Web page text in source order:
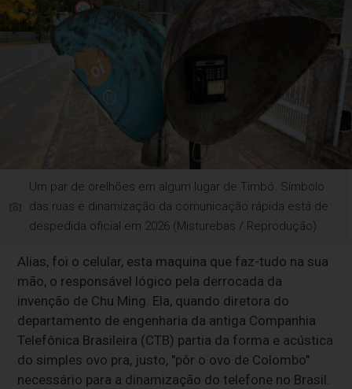
Um par de orelhões em algum lugar de Timbó. Símbolo
das ruas e dinamização da comunicação rápida está de
despedida oficial em 2026 (Misturebas / Reprodução)
Alias, foi o celular, esta maquina que faz-tudo na sua
mão, o responsável lógico pela derrocada da
invenção de Chu Ming. Ela, quando diretora do
departamento de engenharia da antiga Companhia
Telefônica Brasileira (CTB) partia da forma e acústica
do simples ovo pra, justo, "pôr o ovo de Colombo"
necessário para a dinamização do telefone no Brasil.